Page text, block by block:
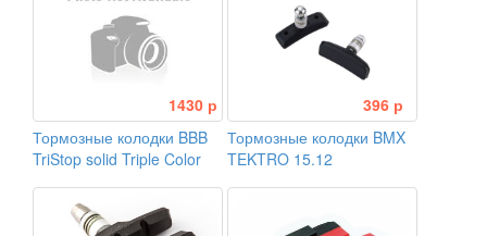
1430 р
Тормозные колодки BBB
TriStop solid Triple Color
396 р
Тормозные колодки BMX
TEKTRO 15.12